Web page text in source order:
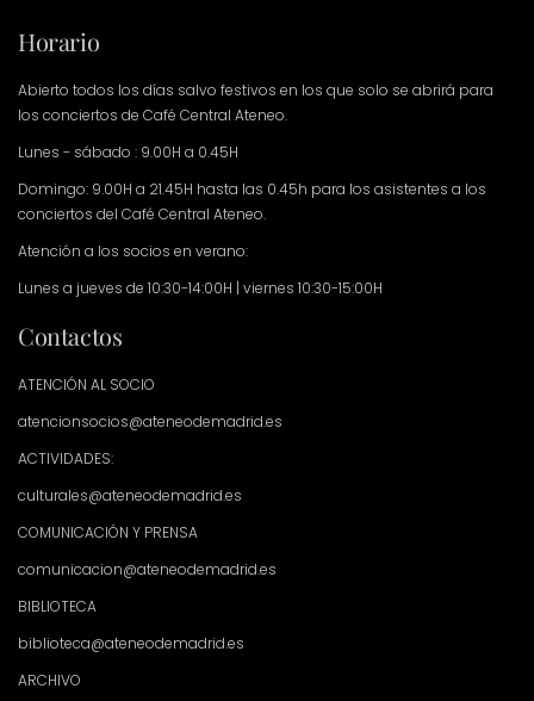
Horario
Abierto todos los días salvo festivos en los que solo se abrirá para
los conciertos de Café Central Ateneo.
Lunes - sábado : 9.00H a 0.45H
Domingo: 9.00H a 21.45H hasta las 0.45h para los asistentes a los
conciertos del Café Central Ateneo.
Atención a los socios en verano:
Lunes a jueves de 10:30-14:00H | viernes 10:30-15:00H
Contactos
ATENCIÓN AL SOCIO
atencionsocios@ateneodemadrid.es
ACTIVIDADES:
culturales@ateneodemadrid.es
COMUNICACIÓN Y PRENSA
comunicacion@ateneodemadrid.es
BIBLIOTECA
biblioteca@ateneodemadrid.es
ARCHIVO